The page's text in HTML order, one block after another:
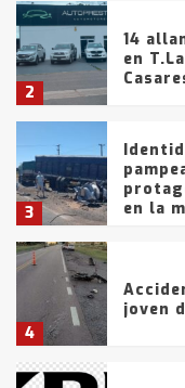
2
14
en
3
en la
4
joven